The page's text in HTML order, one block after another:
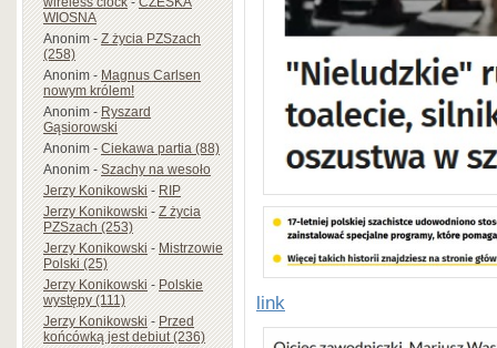
WIOSNA
Anonim-Z życia PZSzach
(258)
Anonim-Magnus Carlsen
nowym królem!
Anonim-Ryszard
Gąsiorowski
Anonim-Ciekawa partia (88)
Anonim-Szachy na wesoło
Jerzy Konikowski-RIP
Jerzy Konikowski-Z życia
PZSzach (253)
Jerzy Konikowski-Mistrzowie
Polski (25)
Jerzy Konikowski-Polskie
występy (111)
Jerzy Konikowski-Przed
końcówką jest debiut (236)
link